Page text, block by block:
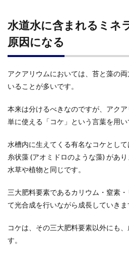
水道水に含まれるミネ
原因になる
アクアリウムにおいては、苔と藻の
いることが多いです。
本来は分けるべきなのですが、アク
単に使える「コケ」という言葉を用い
水槽内に生えてくる有名なコケとして
糸状藻 (アオミドロのような藻) があ
水草や植物と同じです。
三大肥料要素であるカリウム・窒素
て光合成を行いながら成長していきま
コケは、その三大肥料要素以外にも
す。